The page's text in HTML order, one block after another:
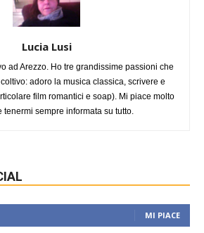
Lucia Lusi
ad Arezzo. Ho tre grandissime passioni che
adoro la musica classica, scrivere e
film romantici e soap). Mi piace molto
tenermi sempre informata su tutto.
MI PIACE